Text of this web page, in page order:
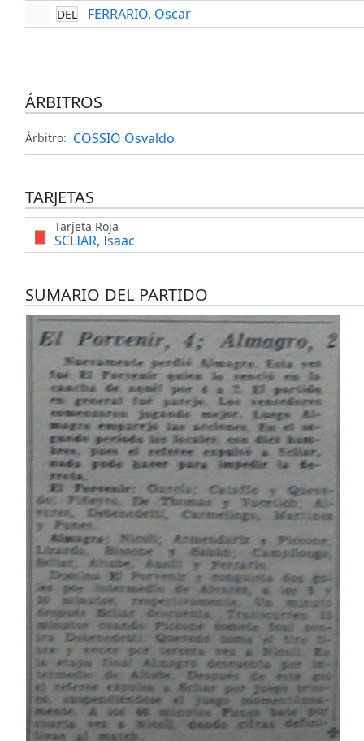
DEL FERRARIO, Oscar
ÁRBITROS
Árbitro: COSSIO Osvaldo
TARJETAS
Tarjeta Roja
SCLIAR, Isaac
SUMARIO DEL PARTIDO